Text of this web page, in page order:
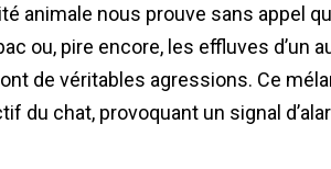
animale nous prouve sans appel
ou, pire encore, les effluves d’un
de véritables agressions. Ce
du chat, provoquant un signal